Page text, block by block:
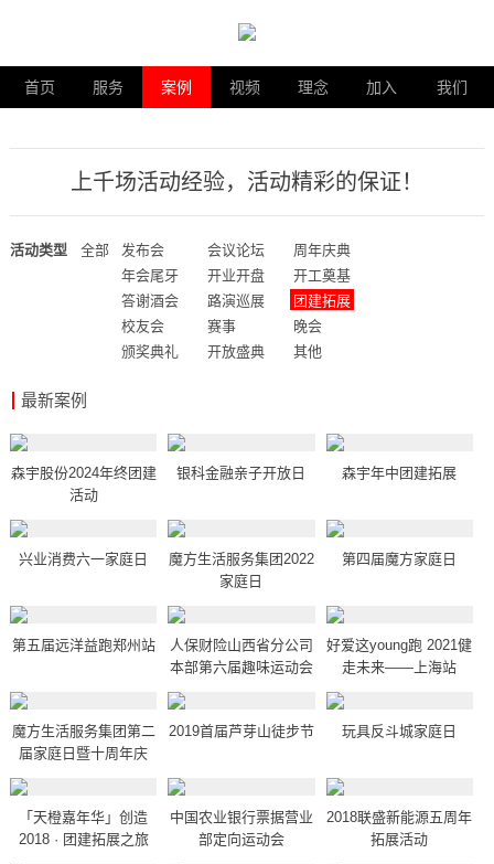
首页 服务 案例 视频 理念 加入 我们
上千场活动经验，活动精彩的保证！
活动类型 全部 发布会 会议论坛
周年庆典
年会尾牙
开业开盘
开工奠基
答谢酒会
路演巡展
团建拓展
校友会
赛事
晚会
颁奖典礼
开放盛典 其他
最新案例
森宇股份2024年终团建
活动
银科金融亲子开放日 森宇年中团建拓展
兴业消费六一家庭日
魔方生活服务集团2022
家庭日
第四届魔方家庭日
第五届远洋益跑郑州站
人保财险山西省分公司
本部第六届趣味运动会
好爱这young跑 2021健
走未来——上海站
魔方生活服务集团第二
届家庭日暨十周年庆
2019首届芦芽山徒步节 玩具反斗城家庭日
「天橙嘉年华」创造
2018 · 团建拓展之旅
中国农业银行票据营业
部定向运动会
2018联盛新能源五周年
拓展活动